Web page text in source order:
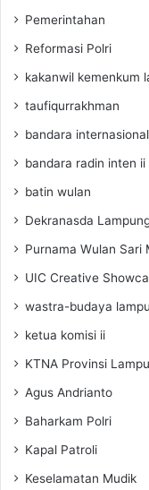
Pemerintahan
Reformasi Polri
kakanwil kemenkum
taufiqurrakhman
bandara internasional
bandara radin inten ii
batin wulan
Dekranasda
Purnama Wulan Sari
UIC Creative
wastra-budaya
ketua komisi ii
KTNA Provinsi
Agus Andrianto
Baharkam Polri
Kapal Patroli
Keselamatan Mudik